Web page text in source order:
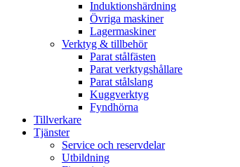
Induktionshärdning
Övriga maskiner
Lagermaskiner
Verktyg & tillbehör
Parat stålfästen
Parat verktygshållare
Parat stålslang
Kuggverktyg
Fyndhörna
Tillverkare
Tjänster
Service och reservdelar
Utbildning